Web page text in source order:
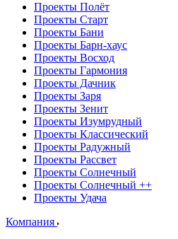
Проекты Полёт
Проекты Старт
Проекты Бани
Проекты Барн-хаус
Проекты Восход
Проекты Гармония
Проекты Дачник
Проекты Заря
Проекты Зенит
Проекты Изумрудный
Проекты Классический
Проекты Радужный
Проекты Рассвет
Проекты Солнечный
Проекты Солнечный ++
Проекты Удача
Компания